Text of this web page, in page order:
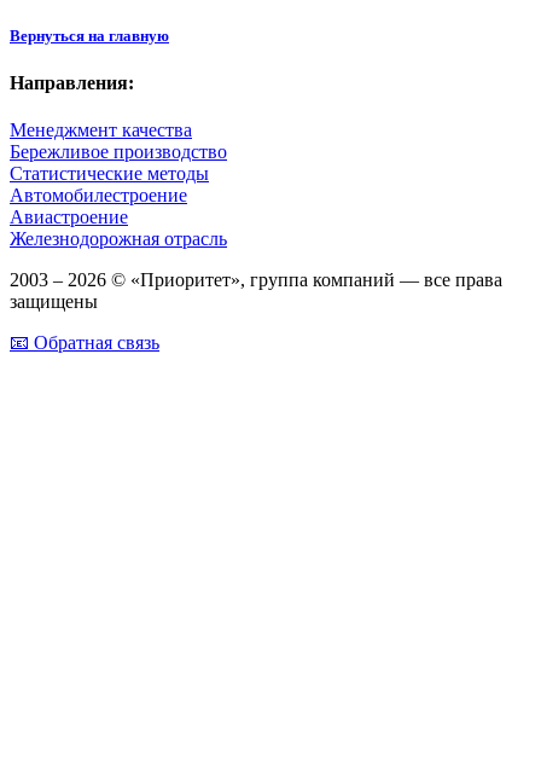
Вернуться на главную
Направления:
Менеджмент качества
Бережливое производство
Статистические методы
Автомобилестроение
Авиастроение
Железнодорожная отрасль
2003 – 2026 © «Приоритет», группа компаний — все права
защищены
📧 Обратная связь